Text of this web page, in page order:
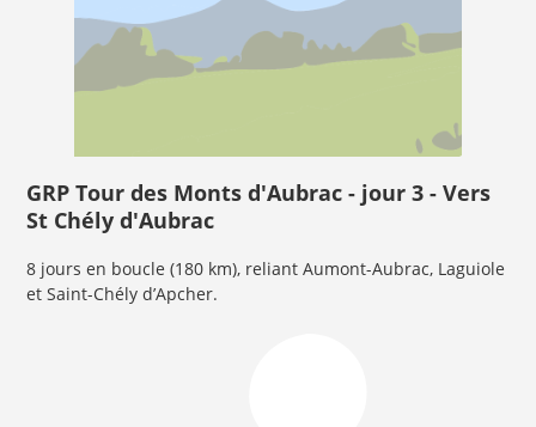
GRP Tour des Monts d'Aubrac - jour 3 - Vers
St Chély d'Aubrac
8 jours en boucle (180 km), reliant Aumont-Aubrac, Laguiole
et Saint-Chély d’Apcher.